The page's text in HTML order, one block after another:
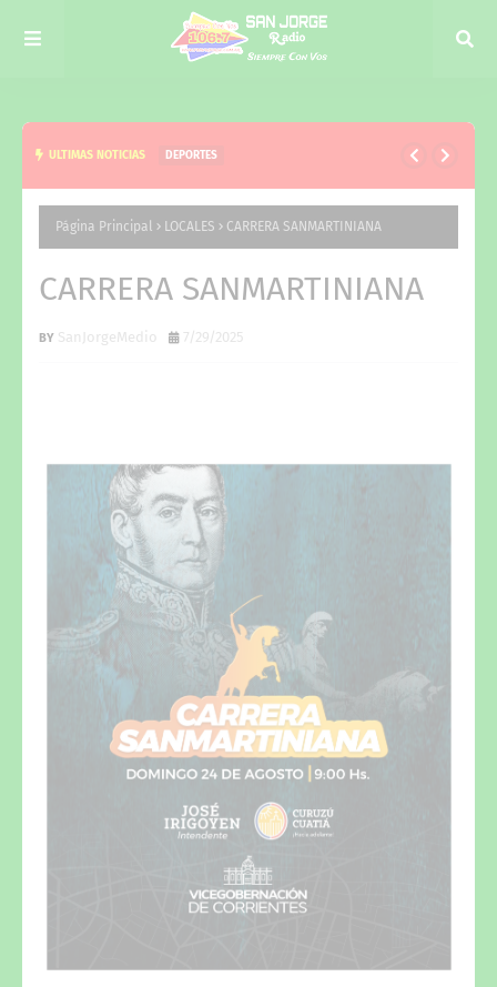
ULTIMAS NOTICIAS LOCALES
Página Principal LOCALES CARRERA SANMARTINIANA
CARRERA SANMARTINIANA
SanJorgeMedio 7/29/2025